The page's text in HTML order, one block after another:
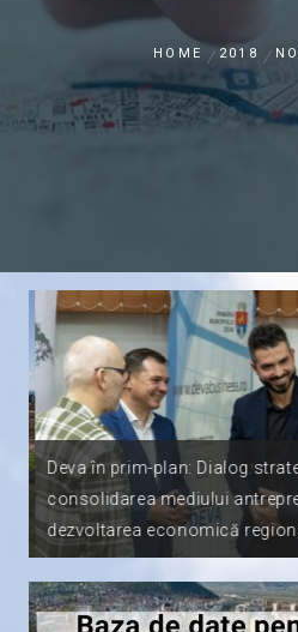
HOME 2018
Deva în prim-plan: Dialog
consolidarea mediului
dezvoltarea economică